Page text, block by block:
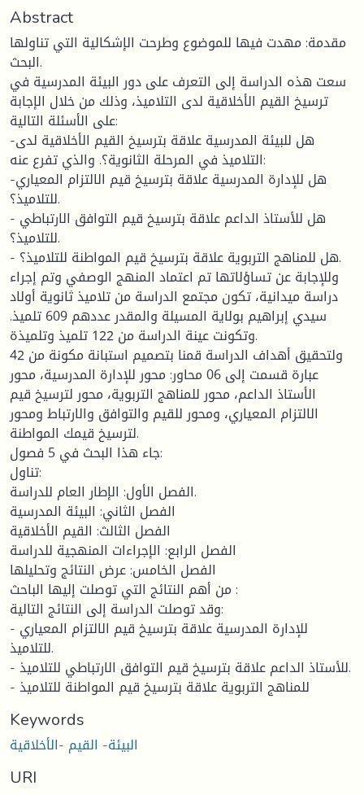
Abstract
مقدمة: مهدت فيها للموضوع وطرحت الإشكالية التي تناولها
البحث.
سعت هذه الدراسة إلى التعرف على دور البيئة المدرسية في
ترسيخ القيم الأخلاقية لدى التلاميذ، وذلك من خلال الإجابة
على الأسئلة التالية:
-هل للبيئة المدرسية علاقة بترسيخ القيم الأخلاقية لدى
التلاميذ في المرحلة الثانوية؟. والذي تفرع عنه:
-هل للإدارة المدرسية علاقة بترسيخ قيم الالتزام المعياري
للتلاميذ؟.
- هل للأستاذ الداعم علاقة بترسيخ قيم التوافق الارتباطي
للتلاميذ؟.
- هل للمناهج التربوية علاقة بترسيخ قيم المواطنة للتلاميذ؟.
وللإجابة عن تساؤلاتها تم اعتماد المنهج الوصفي وتم إجراء
دراسة ميدانية، تكون مجتمع الدراسة من تلاميذ ثانوية أولاد
سيدي إبراهيم بولاية المسيلة والمقدر عددهم 609 تلميذ.
وتكونت عينة الدراسة من 122 تلميذ وتلميذة.
ولتحقيق أهداف الدراسة قمنا بتصميم استبانة مكونة من 42
عبارة قسمت إلى 06 محاور: محور للإدارة المدرسية، محور
الأستاذ الداعم، محور للمناهج التربوية، محور لترسيخ قيم
الالتزام المعياري، ومحور للقيم والتوافق والارتباط ومحور
لترسيخ قيمك المواطنة.
جاء هذا البحث في 5 فصول:
تناول:
الفصل الأول: الإطار العام للدراسة.
الفصل الثاني: البيئة المدرسية
الفصل الثالث: القيم الأخلاقية
الفصل الرابع: الإجراءات المنهجية للدراسة
الفصل الخامس: عرض النتائج وتحليلها
من أهم النتائج التي توصلت إليها الباحث :
وقد توصلت الدراسة إلى النتائج التالية:
- للإدارة المدرسية علاقة بترسيخ قيم الالتزام المعياري
للتلاميذ.
- للأستاذ الداعم علاقة بترسيخ قيم التوافق الارتباطي للتلاميذ.
- للمناهج التربوية علاقة بترسيخ قيم المواطنة للتلاميذ
Keywords
البيئة- القيم -الأخلاقية
URI